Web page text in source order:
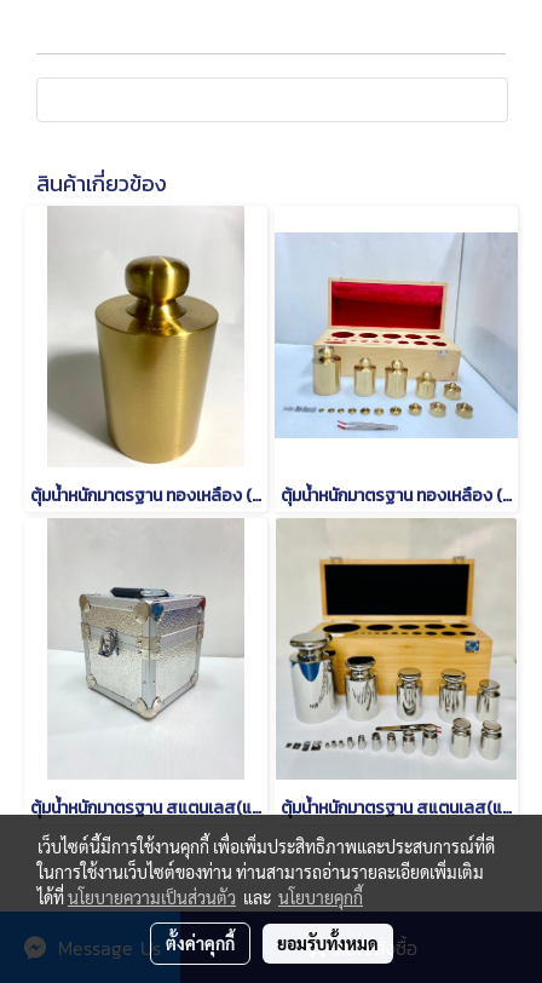
สนใจสั่งซื้อ
Message Us
สินค้าเกี่ยวข้อง
ตุ้มน้ำหนักมาตรฐาน ทองเหลือง (แบบเดี่ยว) ตุ้มน้ำหนักมาตรฐาน ทองเหลือง (แบบชุด)
ตุ้มน้ำหนักมาตรฐาน สแตนเลส(แบบเดี่ยว) ตุ้มน้ำหนักมาตรฐาน สแตนเลส(แบบชุด)
© Copyright thaimetrology.com 2026. All Rights Reserved.
เว็บไซต์นี้มีการใช้งานคุกกี้ เพื่อเพิ่มประสิทธิภาพและประสบการณ์ที่ดี
ในการใช้งานเว็บไซต์ของท่าน ท่านสามารถอ่านรายละเอียดเพิ่มเติม
ได้ที่นโยบายความเป็นส่วนตัว และ นโยบายคุกกี้
ตั้งค่าคุกกี้ ยอมรับทั้งหมด